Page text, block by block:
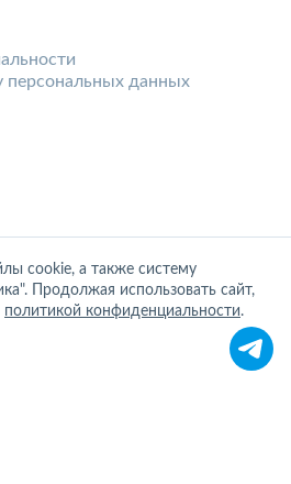
персональных данных
Митино, ул. Генерала
корпус 1
10:30 до 19:30
cookie, а также систему
Продолжая использовать сайт,
политикой конфиденциальности.